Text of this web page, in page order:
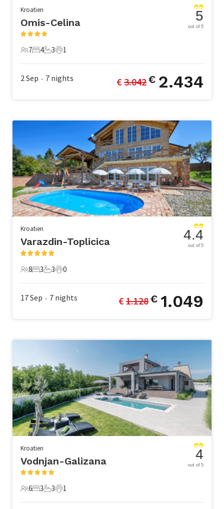
Kroatien
Omis-Celina
7 Gäste
7
4 Schlafzimmer
4
3 Badezimmer
3
1 Haustier
1
5
out of 5
2 Sep • 7 nights € 3.042€ 2.434
Kroatien
Varazdin-Toplicica
8 Gäste
8
3 Schlafzimmer
3
3 Badezimmer
3
0 Haustiere
0
4.4
out of 5
17 Sep • 7 nights € 1.128€ 1.049
Kroatien
Vodnjan-Galizana
6 Gäste
6
3 Schlafzimmer
3
3 Badezimmer
3
1 Haustier
1
4
out of 5